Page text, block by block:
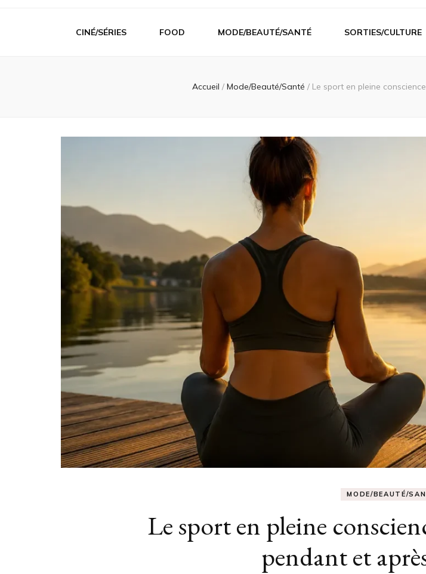
CINÉ/SÉRIES FOOD MODE/BEAUTÉ/SANTÉ SORTIES/CULTURE
Accueil / Mode/Beauté/Santé / Le sport en pleine
MODE/BEAUTÉ/
Le sport en pleine
pendant et